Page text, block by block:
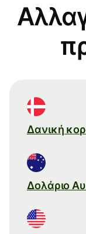
Δανική
Δολάριο